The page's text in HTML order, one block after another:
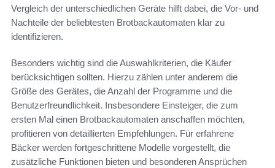
Vergleich der unterschiedlichen Geräte hilft dabei, die Vor- und
Nachteile der beliebtesten Brotbackautomaten klar zu
identifizieren.
Besonders wichtig sind die Auswahlkriterien, die Käufer
berücksichtigen sollten. Hierzu zählen unter anderem die
Größe des Gerätes, die Anzahl der Programme und die
Benutzerfreundlichkeit. Insbesondere Einsteiger, die zum
ersten Mal einen Brotbackautomaten anschaffen möchten,
profitieren von detaillierten Empfehlungen. Für erfahrene
Bäcker werden fortgeschrittene Modelle vorgestellt, die
zusätzliche Funktionen bieten und besonderen Ansprüchen